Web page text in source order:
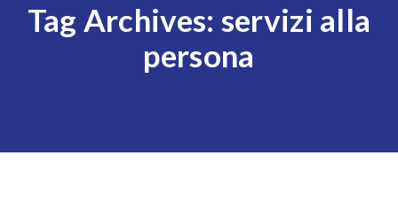
Tag Archives: servizi alla
persona